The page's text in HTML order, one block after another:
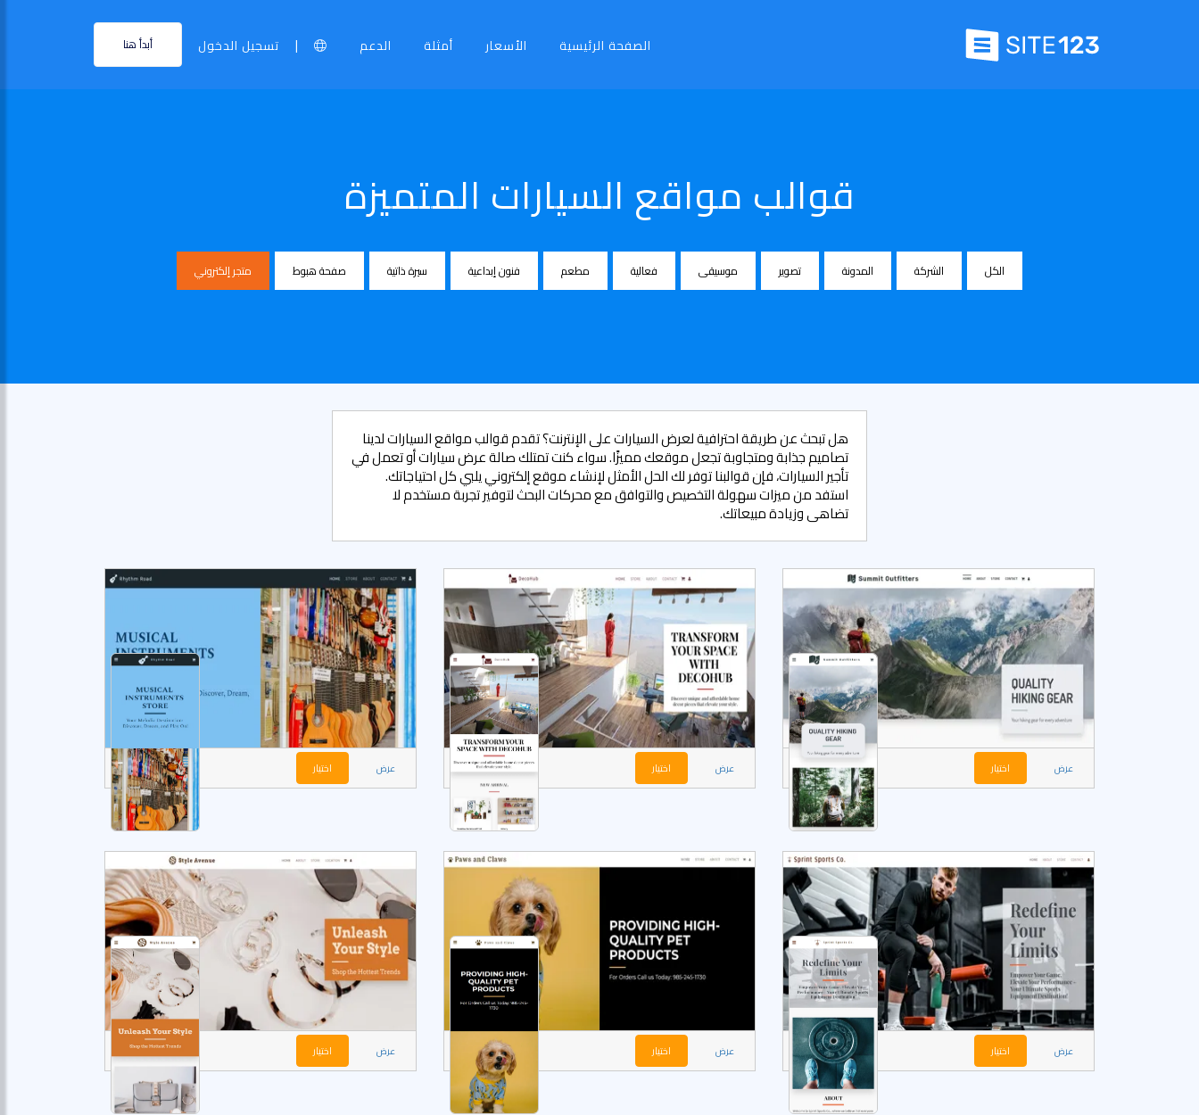
الصفحة الرئيسية الأسعار أمثلة الدعم | تسجيل الدخول أبدأ هنا
قوالب مواقع السيارات المتميزة
الكل الشركة المدونة تصوير موسيقى فعالية مطعم فنون إبداعية سيرة ذاتية صفحة هبوط متجر إلكتروني
هل تبحث عن طريقة احترافية لعرض السيارات على الإنترنت؟ تقدم قوالب مواقع السيارات لدينا
تصاميم جذابة ومتجاوبة تجعل موقعك مميزًا. سواء كنت تمتلك صالة عرض سيارات أو تعمل في
تأجير السيارات، فإن قوالبنا توفر لك الحل الأمثل لإنشاء موقع إلكتروني يلبي كل احتياجاتك.
استفد من ميزات سهولة التخصيص والتوافق مع محركات البحث لتوفير تجربة مستخدم لا
تضاهى وزيادة مبيعاتك.
عرض اختيار عرض اختيار عرض اختيار
عرض اختيار عرض اختيار عرض اختيار